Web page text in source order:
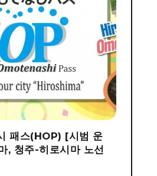
패스(HOP) [시범 운
, 청주-히로시마 노선